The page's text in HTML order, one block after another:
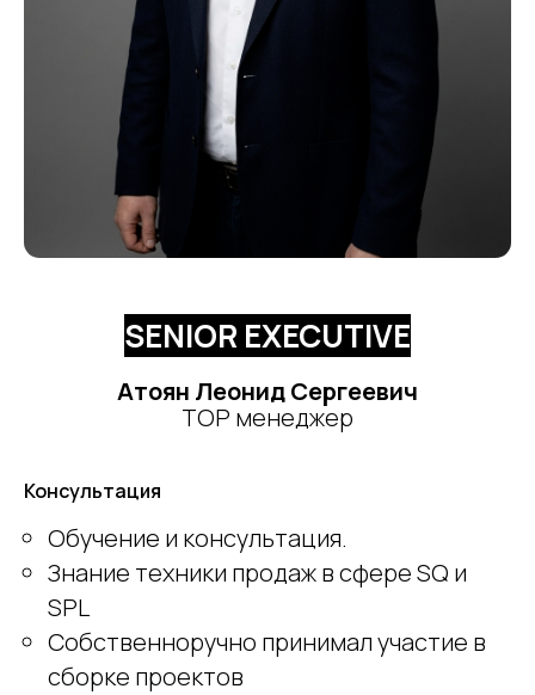
SENIOR EXECUTIVE
Атоян Леонид Сергеевич
TOP менеджер
Консультация
Обучение и консультация.
Знание техники продаж в сфере SQ и
SPL
Собственноручно принимал участие в
сборке проектов